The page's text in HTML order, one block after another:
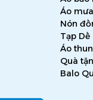
Áo mưa
Nón
Tạp Dề
Áo
Quà
Balo